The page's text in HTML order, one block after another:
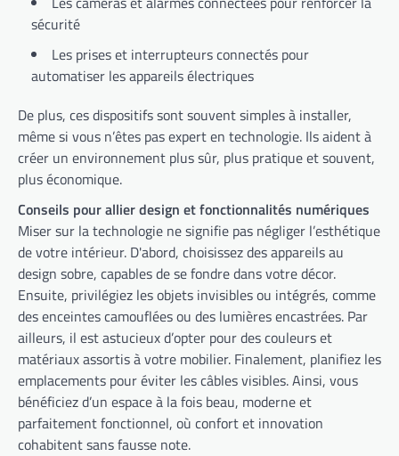
sécurité
Les prises et interrupteurs connectés pour
automatiser les appareils électriques
De plus, ces dispositifs sont souvent simples à installer,
même si vous n’êtes pas expert en technologie. Ils aident à
créer un environnement plus sûr, plus pratique et souvent,
plus économique.
Conseils pour allier design et fonctionnalités numériques
Miser sur la technologie ne signifie pas négliger l’esthétique
de votre intérieur. D'abord, choisissez des appareils au
design sobre, capables de se fondre dans votre décor.
Ensuite, privilégiez les objets invisibles ou intégrés, comme
des enceintes camouflées ou des lumières encastrées. Par
ailleurs, il est astucieux d’opter pour des couleurs et
matériaux assortis à votre mobilier. Finalement, planifiez les
emplacements pour éviter les câbles visibles. Ainsi, vous
bénéficiez d’un espace à la fois beau, moderne et
parfaitement fonctionnel, où confort et innovation
cohabitent sans fausse note.